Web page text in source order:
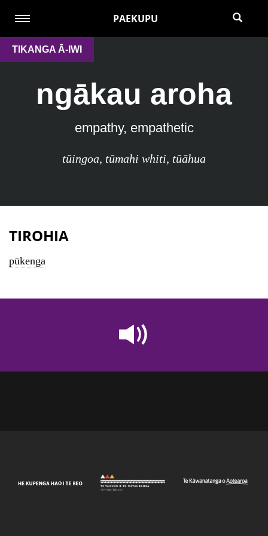
PAEKUPU
TIKANGA Ā-IWI
ngākau aroha
empathy, empathetic
tūingoa, tūmahi whiti, tūāhua
TIROHIA
pūkenga